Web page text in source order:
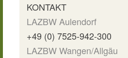
KONTAKT
LAZBW Aulendorf
+49 (0) 7525-942-300
LAZBW Wangen/Allgäu